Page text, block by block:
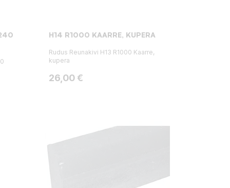
H14 R1000 KAARRE, KUPERA
Rudus Reunakivi H13 R1000 Kaarre,
kupera
Hinta
26,00 €